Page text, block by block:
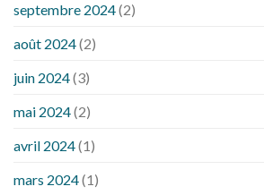
septembre 2024(2)
août 2024(2)
juin 2024(3)
mai 2024(2)
avril 2024(1)
mars 2024(1)